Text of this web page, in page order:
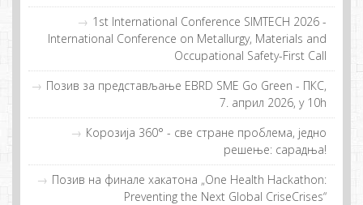
1st International Conference SIMTECH 2026 -
International Conference on Metallurgy, Materials and
Occupational Safety-First Call
Позив за представљање EBRD SME Go Green - ПКС,
7. април 2026, у 10h
Кoрoзиja 360° - свe стрaнe прoблeмa, jeднo
рeшeњe: сaрaдњa!
Пoзив нa финaлe хaкaтoнa „One Health Hackathon:
Preventing the Next Global CriseCrises“